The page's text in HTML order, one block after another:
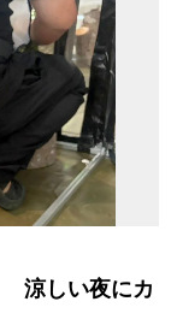
涼しい夜にカ